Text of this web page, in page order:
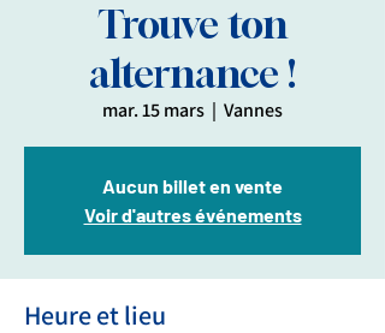
Trouve ton
alternance !
mar. 15 mars
  |
Vannes
Aucun billet en vente
Voir d'autres événements
Heure et lieu